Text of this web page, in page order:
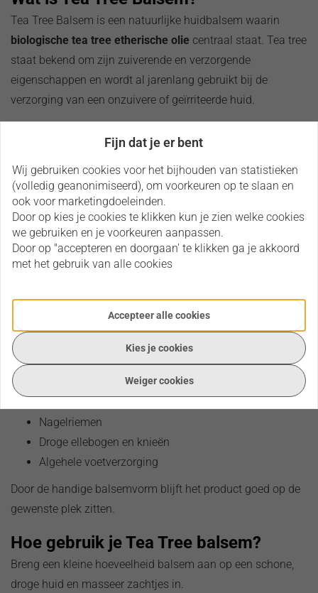
Tea Tree Balsem is een natuurlijke huidbalsem waarin
biologische tea tree etherische olie centraal staat. Tea tree
staat bekend om zijn zuiverende en verzorgende
eigenschappen en wordt al jarenlang gebruikt bij de
verzorging van een onzuivere of geïrriteerde huid.
De balsem bevat daarnaast voedende plantaardige oliën en
natuurlijke wassen die de huid soepel houden en
beschermen tegen uitdroging.
Toepassingen van Tea Tree Balsem
Tea Tree Balsem is geschikt voor de verzorging van:
Puistjes en een onzuivere huid
Droge en schrale huid
Kleine schaafplekjes
Verzorging van insectenbeten
Verzorging van tattoos
Nagelriemen
Droge ellebogen en knieën
Algehele voetverzorging
Door de handige balsemvorm blijft het product goed op de
gewenste plek zitten.
Hoe gebruik je Tea Tree balsem?
Breng een kleine hoeveelheid balsem aan op een schone,
droge huid en masseer zachtjes in.
Fijn dat je er bent
Wij gebruiken cookies voor het bijhouden van statistieken
(volledig geanonimiseerd), om voorkeuren op te slaan en
ook voor marketingdoeleinden.
Door op kies je cookies te klikken kun je zien welke cookies
we gebruiken en je voorkeuren aanpassen.
Door op "accepteren en doorgaan' te klikken ga je akkoord
met het gebruik van alle cookies
Accepteer alle cookies
Kies je cookies
Weiger cookies